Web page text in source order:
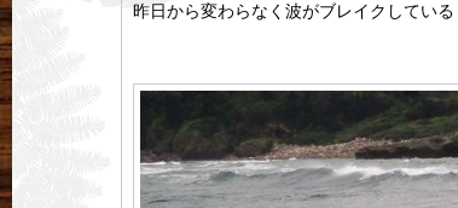
昨日から変わらなく波がブレイクしている